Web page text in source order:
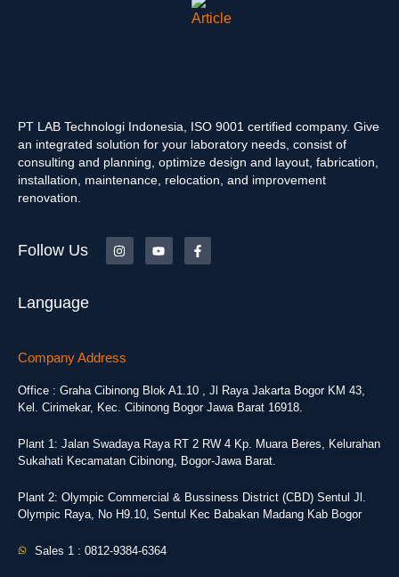
PT LAB Technologi Indonesia, ISO 9001 certified company. Give
an integrated solution for your laboratory needs, consist of
consulting and planning, optimize design and layout, fabrication,
installation, maintenance, relocation, and improvement
renovation.
Follow Us
Language
Company Address
Office : Graha Cibinong Blok A1.10 , Jl Raya Jakarta Bogor KM 43,
Kel. Cirimekar, Kec. Cibinong Bogor Jawa Barat 16918.
Plant 1: Jalan Swadaya Raya RT 2 RW 4 Kp. Muara Beres, Kelurahan
Sukahati Kecamatan Cibinong, Bogor-Jawa Barat.
Plant 2: Olympic Commercial & Bussiness District (CBD) Sentul Jl.
Olympic Raya, No H9.10, Sentul Kec Babakan Madang Kab Bogor
Sales 1 : 0812-9384-6364